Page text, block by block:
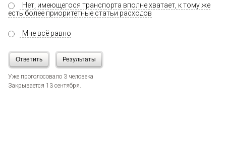
Нет, имеющегося транспорта вполне хватает, к тому же
есть более приоритетные статьи расходов
Мне всё равно
Ответить Результаты
Уже проголосовало 3 человека
Закрывается 13 сентября.